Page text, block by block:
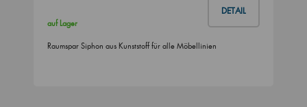
DETAIL
auf Lager
Raumspar Siphon aus Kunststoff für alle Möbellinien